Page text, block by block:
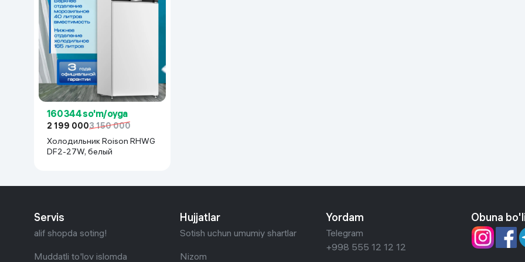
160 344 so'm/oyga
2 199 0003 150 000
Холодильник Roison RHWG
DF2-27W, белый
Servis
alif shopda soting!
Muddatli to'lov islomda
Hujjatlar
Sotish uchun umumiy shartlar
Nizom
Yordam
Telegram
+998 555 12 12 12
Obuna